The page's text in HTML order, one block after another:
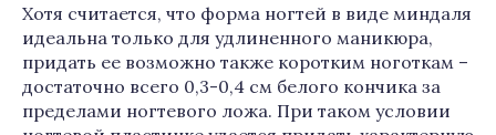
Хотя считается, что форма ногтей в виде миндаля
идеальна только для удлиненного маникюра,
придать ее возможно также коротким ноготкам –
достаточно всего 0,3-0,4 см белого кончика за
пределами ногтевого ложа. При таком условии